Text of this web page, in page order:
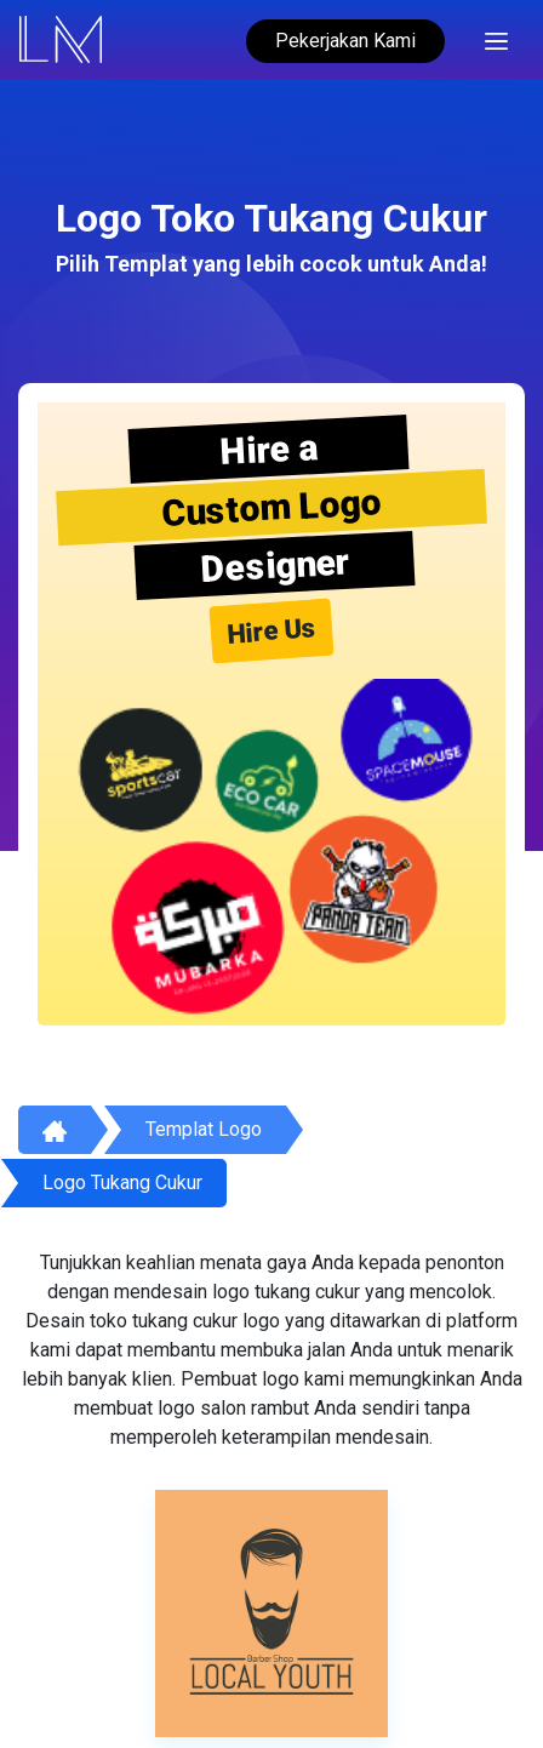
Pekerjakan Kami
Logo Toko Tukang Cukur
Pilih Templat yang lebih cocok untuk Anda!
Hire a
Custom Logo
Designer
Hire Us
Templat Logo
Logo Tukang Cukur
Tunjukkan keahlian menata gaya Anda kepada penonton
dengan mendesain logo tukang cukur yang mencolok.
Desain toko tukang cukur logo yang ditawarkan di platform
kami dapat membantu membuka jalan Anda untuk menarik
lebih banyak klien. Pembuat logo kami memungkinkan Anda
membuat logo salon rambut Anda sendiri tanpa
memperoleh keterampilan mendesain.